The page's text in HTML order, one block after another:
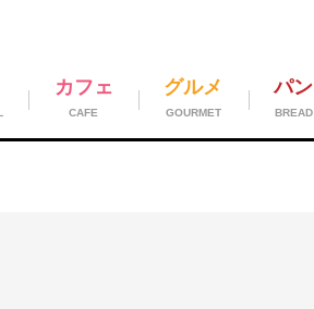
パン
BREAD
グルメ
GOURMET
カフェ
CAFE